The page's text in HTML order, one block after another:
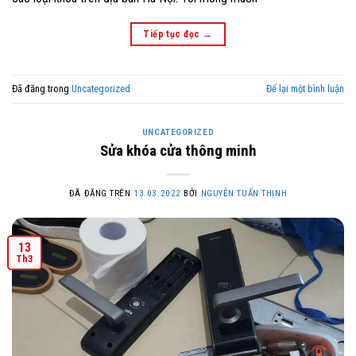
Tiếp tục đọc →
Đã đăng trong Uncategorized Để lại một bình luận
UNCATEGORIZED
Sửa khóa cửa thông minh
ĐÃ ĐĂNG TRÊN 13.03.2022 BỞI NGUYỄN TUẤN THỊNH
13
Th3